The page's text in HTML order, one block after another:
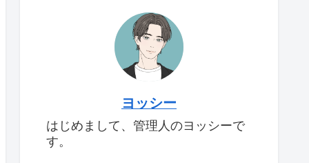
ヨッシー
はじめまして、管理人のヨッシーで
す。